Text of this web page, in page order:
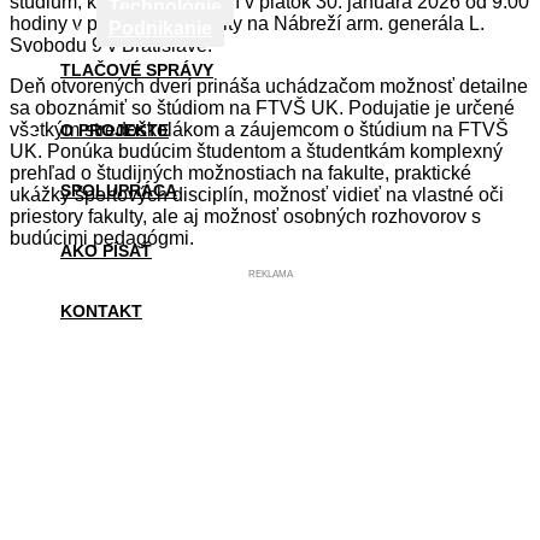
TLAČOVÉ SPRÁVY
O PROJEKTE
SPOLUPRÁCA
AKO PÍSAŤ
KONTAKT
hodiny v priestoroch fakulty na Nábreží arm. generála L.
Svobodu 9 v Bratislave.
Deň otvorených dverí prináša uchádzačom možnosť detailne
sa oboznámiť so štúdiom na FTVŠ UK. Podujatie je určené
všetkým stredoškolákom a záujemcom o štúdium na FTVŠ
UK. Ponúka budúcim študentom a študentkám komplexný
prehľad o študijných možnostiach na fakulte, praktické
ukážky športových disciplín, možnosť vidieť na vlastné oči
priestory fakulty, ale aj možnosť osobných rozhovorov s
budúcimi pedagógmi.
REKLAMA